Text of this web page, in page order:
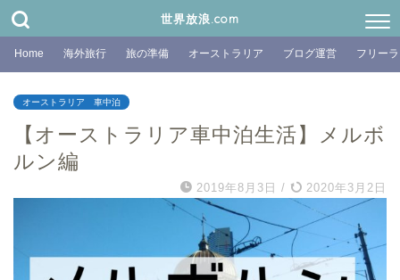
世界放浪.com
Home 海外旅行 旅の準備 オーストラリア ブログ運営 フリー
オーストラリア 車中泊
【オーストラリア車中泊生活】メルボ
ルン編
2019年8月3日 / 2020年3月2日